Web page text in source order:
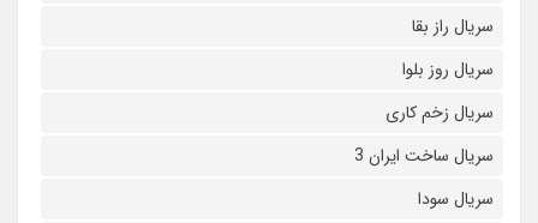
سریال راز بقا
سریال روز بلوا
سریال زخم کاری
سریال ساخت ایران 3
سریال سودا